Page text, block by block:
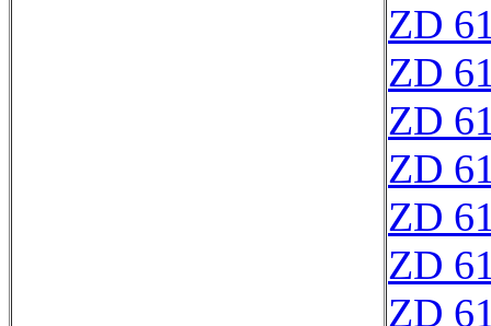
ZD
ZD
ZD
ZD
ZD
ZD
ZD